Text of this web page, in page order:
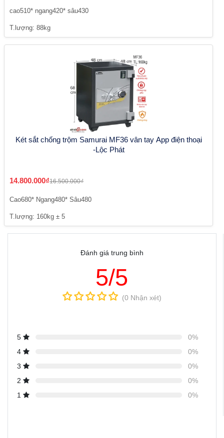
cao510* ngang420* sâu430
T.lượng: 88kg
Két sắt chống trộm Samurai MF36 vân tay App điện thoại
-Lộc Phát
14.800.000₫16.500.000₫
Cao680* Ngang480* Sâu480
T.lượng: 160kg ± 5
Đánh giá trung bình
5/5
(0 Nhận xét)
5
0%
4
0%
3
0%
2
0%
1
0%